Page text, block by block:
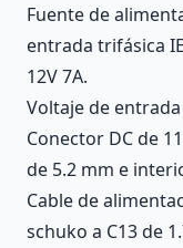
Fuente de
entrada trifásica
12V 7A.
Voltaje de entrada
Conector DC de
de 5.2 mm e
Cable de
schuko a C13 de